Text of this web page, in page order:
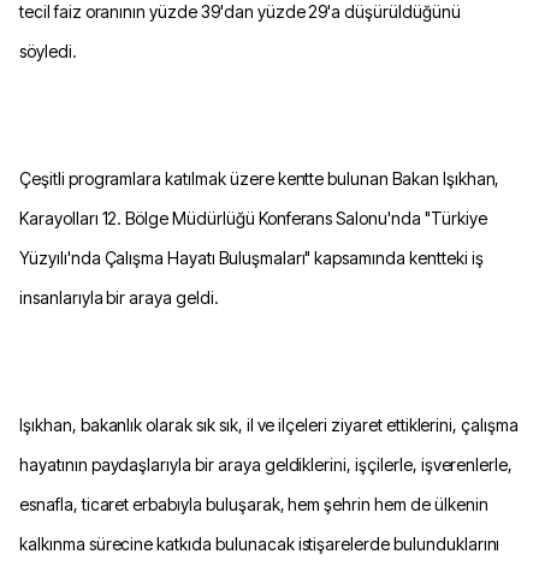
tecil faiz oranının yüzde 39'dan yüzde 29'a düşürüldüğünü
söyledi.
Çeşitli programlara katılmak üzere kentte bulunan Bakan Işıkhan,
Karayolları 12. Bölge Müdürlüğü Konferans Salonu'nda "Türkiye
Yüzyılı'nda Çalışma Hayatı Buluşmaları" kapsamında kentteki iş
insanlarıyla bir araya geldi.
Işıkhan, bakanlık olarak sık sık, il ve ilçeleri ziyaret ettiklerini, çalışma
hayatının paydaşlarıyla bir araya geldiklerini, işçilerle, işverenlerle,
esnafla, ticaret erbabıyla buluşarak, hem şehrin hem de ülkenin
kalkınma sürecine katkıda bulunacak istişarelerde bulunduklarını